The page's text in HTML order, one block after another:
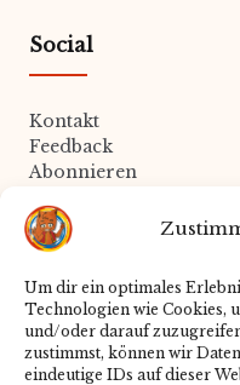
Um dir ein optimales
Technologien wie Cookies,
und/oder darauf
zustimmst, können wir
eindeutige IDs auf dieser
Social
Kontakt
Feedback
Abonnieren
Rechtliches
Datenschutz
Impressum
Cookie-Richtlinie